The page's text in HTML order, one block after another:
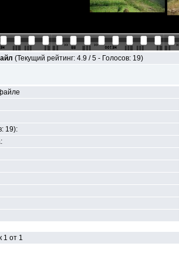
(Текущий рейтинг: 4.9 / 5 - Голосов: 19)
19):
1 от 1